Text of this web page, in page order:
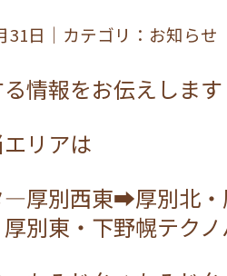
31日｜カテゴリ：お知らせ
情報をお伝えしま
リアは
―厚別西東➡厚別北・
別東・下野幌テク